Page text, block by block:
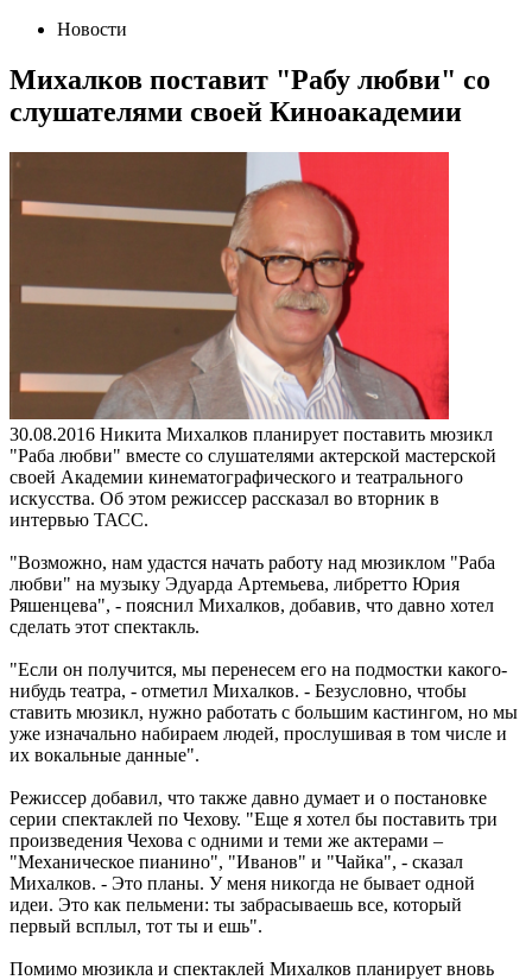
Новости
Михалков поставит "Рабу любви" со
слушателями своей Киноакадемии
30.08.2016 Никита Михалков планирует поставить мюзикл
"Раба любви" вместе со слушателями актерской мастерской
своей Академии кинематографического и театрального
искусства. Об этом режиссер рассказал во вторник в
интервью ТАСС.
"Возможно, нам удастся начать работу над мюзиклом "Раба
любви" на музыку Эдуарда Артемьева, либретто Юрия
Ряшенцева", - пояснил Михалков, добавив, что давно хотел
сделать этот спектакль.
"Если он получится, мы перенесем его на подмостки какого-
нибудь театра, - отметил Михалков. - Безусловно, чтобы
ставить мюзикл, нужно работать с большим кастингом, но мы
уже изначально набираем людей, прослушивая в том числе и
их вокальные данные".
Режиссер добавил, что также давно думает и о постановке
серии спектаклей по Чехову. "Еще я хотел бы поставить три
произведения Чехова с одними и теми же актерами –
"Механическое пианино", "Иванов" и "Чайка", - сказал
Михалков. - Это планы. У меня никогда не бывает одной
идеи. Это как пельмени: ты забрасываешь все, который
первый всплыл, тот ты и ешь".
Помимо мюзикла и спектаклей Михалков планирует вновь